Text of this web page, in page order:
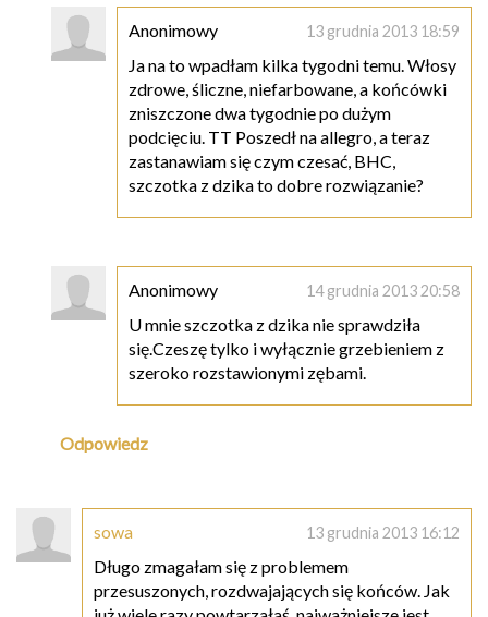
Anonimowy 13 grudnia 2013 18:59
Ja na to wpadłam kilka tygodni temu. Włosy
zdrowe, śliczne, niefarbowane, a końcówki
zniszczone dwa tygodnie po dużym
podcięciu. TT Poszedł na allegro, a teraz
zastanawiam się czym czesać, BHC,
szczotka z dzika to dobre rozwiązanie?
Anonimowy 14 grudnia 2013 20:58
U mnie szczotka z dzika nie sprawdziła
się.Czeszę tylko i wyłącznie grzebieniem z
szeroko rozstawionymi zębami.
Odpowiedz
sowa 13 grudnia 2013 16:12
Długo zmagałam się z problemem
przesuszonych, rozdwajających się końców. Jak